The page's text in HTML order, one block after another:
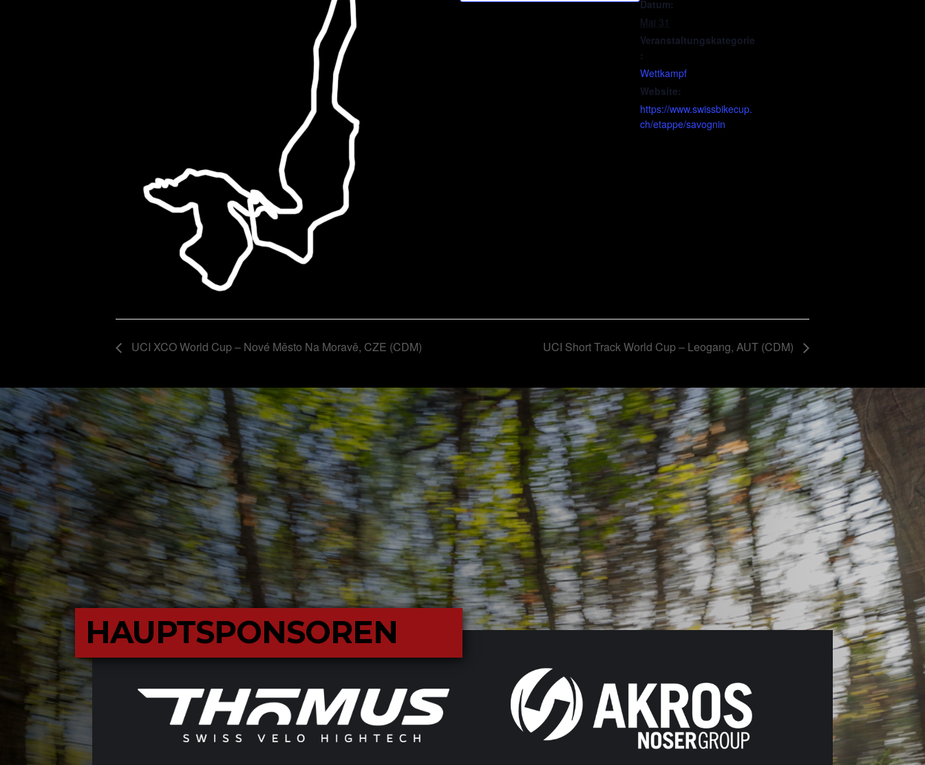
Datum:
Mai 31
Veranstaltungskategorie
:
Wettkampf
Website:
https://www.swissbikecup.
ch/etappe/savognin
UCI XCO World Cup – Nové Město Na Moravě, CZE (CDM) UCI Short Track World Cup – Leogang, AUT (CDM)
HAUPTSPONSOREN